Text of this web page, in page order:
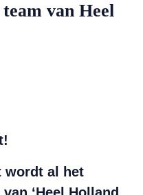
van Heel
wordt al het